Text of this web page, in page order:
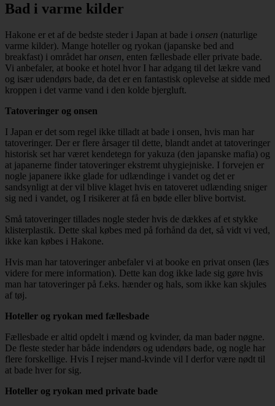
Bad i varme kilder
Hakone er et af de bedste steder i Japan at bade i onsen (naturlige
varme kilder). Mange hoteller og ryokan (japanske bed and
breakfast) i området har onsen, enten fællesbade eller private bade.
Vi anbefaler, at booke et hotel hvor I har adgang til det lækre vand
og især udendørs bade, da det er en fantastisk oplevelse at sidde med
kroppen i det varme vand i den kolde bjergluft.
Tatoveringer og onsen
I Japan er det som regel ikke tilladt at bade i onsen, hvis man har
tatoveringer. Der er flere årsager til dette, blandt andet at tatoveringer
historisk set har været kendetegn for yakuza (den japanske mafia) og
at japanerne finder tatoveringer ekstremt uhygiejniske. I forvejen er
nogle japanere ikke glade for udlændinge i vandet og det er
sandsynligt at der vil blive klaget hvis en tatoveret udlænding sniger
sig ned i vandet, og I risikerer at få en bøde eller blive bortvist.
Små tatoveringer tillades nogle steder hvis de dækkes af et stykke
klisterplastik. Dette skal købes med på forhånd da det, så vidt vi ved,
ikke kan købes i Hakone.
Hvis man har tatoveringer anbefaler vi at booke en privat onsen (læs
videre for mere information). Dette kan dog ikke lade sig gøre hvis
man har tatoveringer på f.eks. hænder og hals, som ikke kan skjules
af tøj.
Hoteller og ryokan med fællesbade
Fællesbade er altid opdelt i mænd og kvinder, da man bader nøgne.
De fleste steder har både indendørs og udendørs bade, og nogle har
flere forskellige. Hvis I rejser mand-kvinde vil I derfor være nødt til
at bade hver for sig.
Hoteller og ryokan med private bade